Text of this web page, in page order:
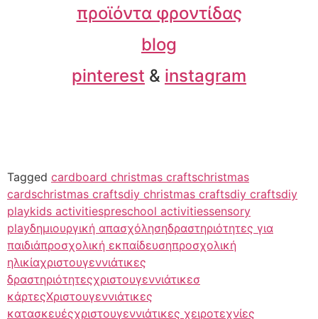
προϊόντα φροντίδας
blog
pinterest & instagram
Tagged cardboard christmas craftschristmas
cardschristmas craftsdiy christmas craftsdiy craftsdiy
playkids activitiespreschool activitiessensory
playδημιουργική απασχόλησηδραστηριότητες για
παιδιάπροσχολική εκπαίδευσηπροσχολική
ηλικίαχριστουγεννιάτικες
δραστηριότητεςχριστουγεννιάτικεσ
κάρτεςΧριστουγεννιάτικες
κατασκευέςχριστουγεννιάτικες χειροτεχνίες